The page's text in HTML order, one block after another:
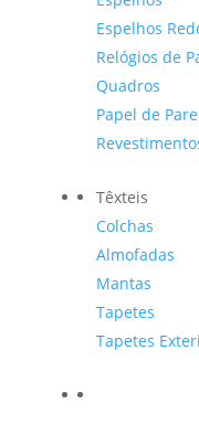
Espelhos
Relógios de
Quadros
Papel de
Têxteis
Colchas
Almofadas
Mantas
Tapetes
Tapetes